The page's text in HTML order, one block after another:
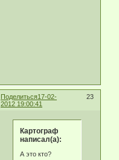
Поделиться 23
17-02-
2012 19:00:41
Картограф
написал(а):
А это кто?